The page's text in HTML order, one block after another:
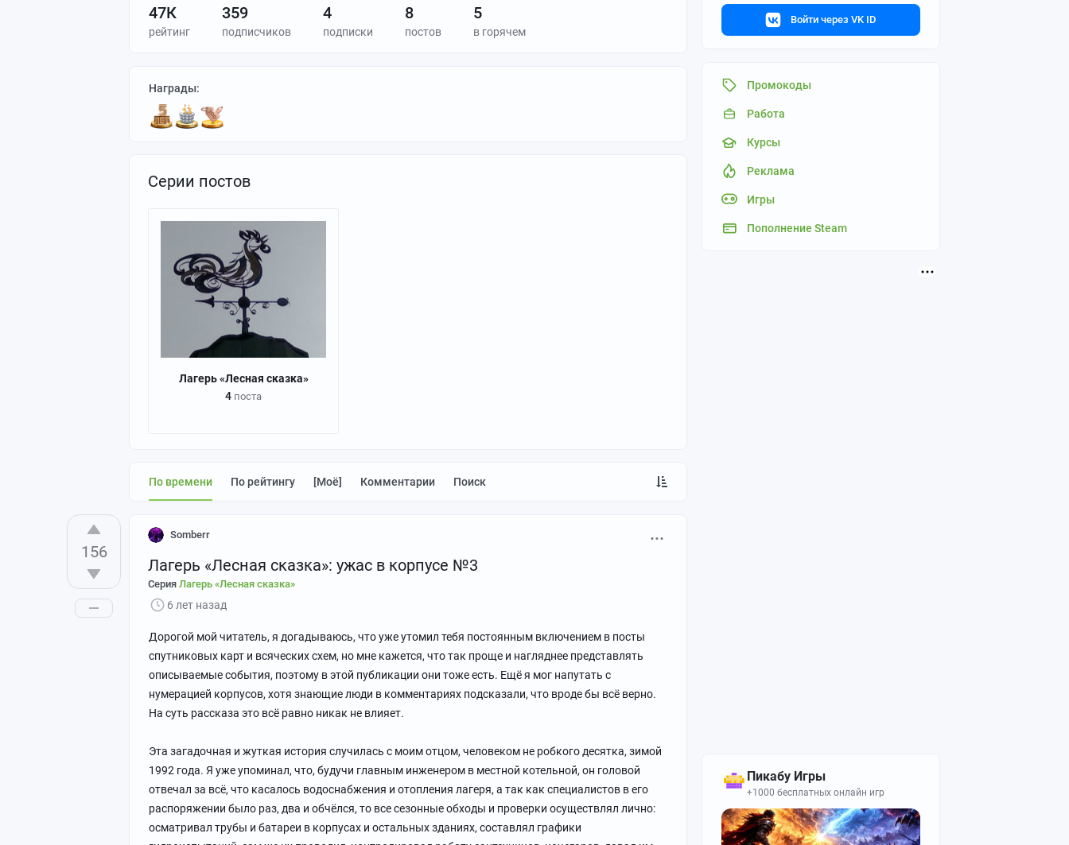
Войти через VK ID
Промокоды
Работа
Курсы
Реклама
Игры
Пополнение Steam
Пикабу Игры
+1000 бесплатных онлайн игр
47К
рейтинг
359
подписчиков
4
подписки
8
постов
5
в горячем
Награды:
Серии постов
Лагерь «Лесная сказка»
4 поста
По времени По рейтингу [моё] Комментарии Поиск
156
Somberr
Лагерь «Лесная сказка»: ужас в корпусе №3
Серия Лагерь «Лесная сказка»
6 лет назад
Дорогой мой читатель, я догадываюсь, что уже утомил тебя постоянным включением в посты
спутниковых карт и всяческих схем, но мне кажется, что так проще и нагляднее представлять
описываемые события, поэтому в этой публикации они тоже есть. Ещё я мог напутать с
нумерацией корпусов, хотя знающие люди в комментариях подсказали, что вроде бы всё верно.
На суть рассказа это всё равно никак не влияет.
Эта загадочная и жуткая история случилась с моим отцом, человеком не робкого десятка, зимой
1992 года. Я уже упоминал, что, будучи главным инженером в местной котельной, он головой
отвечал за всё, что касалось водоснабжения и отопления лагеря, а так как специалистов в его
распоряжении было раз, два и обчёлся, то все сезонные обходы и проверки осуществлял лично:
осматривал трубы и батареи в корпусах и остальных зданиях, составлял графики